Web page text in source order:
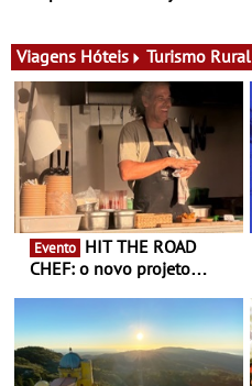
exclusiva
Viagens Hóteis Turismo Rural
Evento
CHEF: o novo projeto
Queiroz Ribeiro - Um novo
conceito gastronómico
itinerante que percorre
Portugal